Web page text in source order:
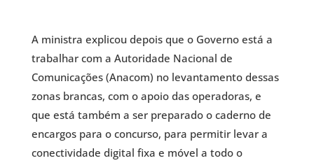
A ministra explicou depois que o Governo está a
trabalhar com a Autoridade Nacional de
Comunicações (Anacom) no levantamento dessas
zonas brancas, com o apoio das operadoras, e
que está também a ser preparado o caderno de
encargos para o concurso, para permitir levar a
conectividade digital fixa e móvel a todo o